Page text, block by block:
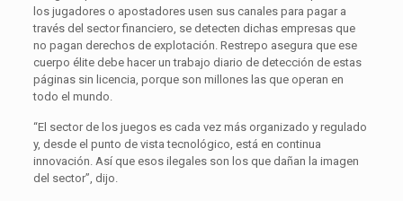
los jugadores o apostadores usen sus canales para pagar a
través del sector financiero, se detecten dichas empresas que
no pagan derechos de explotación. Restrepo asegura que ese
cuerpo élite debe hacer un trabajo diario de detección de estas
páginas sin licencia, porque son millones las que operan en
todo el mundo.
“El sector de los juegos es cada vez más organizado y regulado
y, desde el punto de vista tecnológico, está en continua
innovación. Así que esos ilegales son los que dañan la imagen
del sector”, dijo.